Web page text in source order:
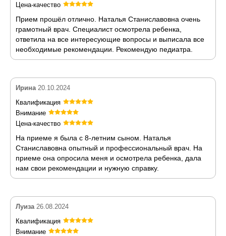
Цена-качество
Прием прошёл отлично. Наталья Станиславовна очень
грамотный врач. Специалист осмотрела ребенка,
ответила на все интересующие вопросы и выписала все
необходимые рекомендации. Рекомендую педиатра.
Ирина 20.10.2024
Квалификация
Внимание
Цена-качество
На приеме я была с 8-летним сыном. Наталья
Станиславовна опытный и профессиональный врач. На
приеме она опросила меня и осмотрела ребенка, дала
нам свои рекомендации и нужную справку.
Луиза 26.08.2024
Квалификация
Внимание